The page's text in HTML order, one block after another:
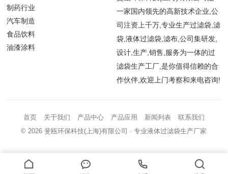
制药行业
汽车制造
食品饮料
油漆涂料
一家国内领先的高新技术企业,公
司注资上千万,专业生产过滤袋,滤
袋,液体过滤袋,滤布,公司集研发,
设计,生产,销售,服务为一体的过
滤袋生产工厂,是你值得信赖的合
作伙伴,欢迎上门考察和来电咨询!
首页 关于我们 产品中心 产品应用 新闻列表
联系我们
© 2026斐瓯环保科技(上海)有限公司 · 专业液体过滤袋生产厂家